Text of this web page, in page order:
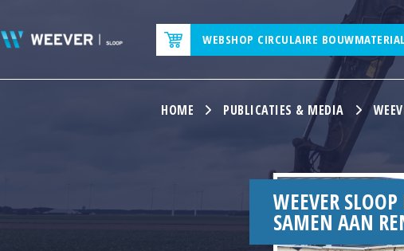
WEBSHOP CIRCULAIRE
HOME PUBLICATIES & MEDIA
WEEVER
SAMEN AAN